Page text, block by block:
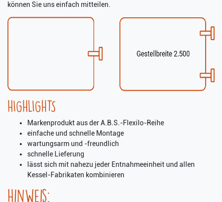
können Sie uns einfach mitteilen.
HIGHLIGHTS
Markenprodukt aus der A.B.S.-Flexilo-Reihe
einfache und schnelle Montage
wartungsarm und -freundlich
schnelle Lieferung
lässt sich mit nahezu jeder Entnahmeeinheit und allen
Kessel-Fabrikaten kombinieren
Hinweis: